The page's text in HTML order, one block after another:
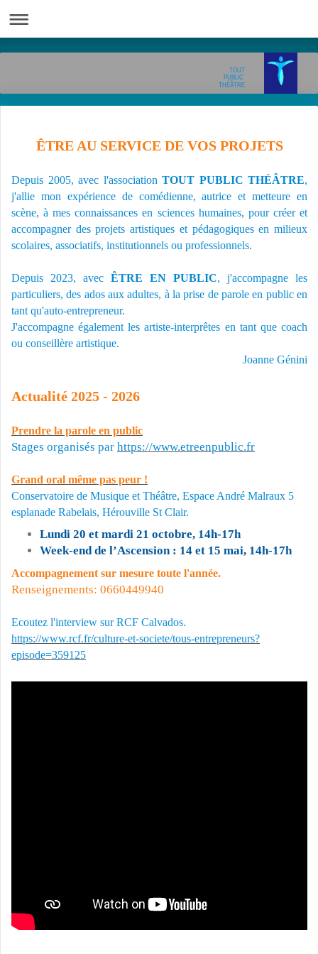
TOUT
PUBLIC
THÉÂTRE
ÊTRE AU SERVICE DE VOS PROJETS
Depuis 2005, avec l'association TOUT PUBLIC THÉÂTRE,
j'allie mon expérience de comédienne, autrice et metteure en
scène, à mes connaissances en sciences humaines, pour créer et
accompagner des projets artistiques et pédagogiques en milieux
scolaires, associatifs, institutionnels ou professionnels.
Depuis 2023, avec ÊTRE EN PUBLIC, j'accompagne les
particuliers, des ados aux adultes, à la prise de parole en public en
tant qu'auto-entrepreneur.
J'accompagne également les artiste-interprêtes en tant que coach
ou conseillère artistique.
Joanne Génini
Actualité 2025 - 2026
Prendre la parole en public
Stages organisés par https://www.etreenpublic.fr
Grand oral même pas peur !
Conservatoire de Musique et Théâtre, Espace André Malraux 5
esplanade Rabelais, Hérouville St Clair.
Lundi 20 et mardi 21 octobre, 14h-17h
Week-end de l’Ascension : 14 et 15 mai, 14h-17h
Accompagnement sur mesure toute l'année.
Renseignements: 0660449940
Ecoutez l'interview sur RCF Calvados.
https://www.rcf.fr/culture-et-societe/tous-entrepreneurs?
episode=359125